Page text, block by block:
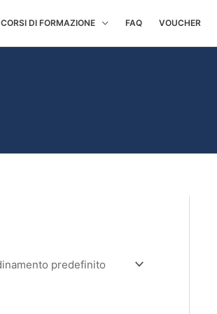
CORSI DI FORMAZIONE FAQ VOUCHER